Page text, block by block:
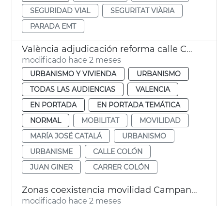
SEGURIDAD VIAL
SEGURITAT VIÀRIA
PARADA EMT
València adjudicación reforma calle Colón
modificado hace 2 meses
URBANISMO Y VIVIENDA
URBANISMO
TODAS LAS AUDIENCIAS
VALENCIA
EN PORTADA
EN PORTADA TEMÁTICA
NORMAL
MOBILITAT
MOVILIDAD
MARÍA JOSÉ CATALÁ
URBANISMO
URBANISME
CALLE COLÓN
JUAN GINER
CARRER COLÓN
Zonas coexistencia movilidad Campanario y Ciutat Vella València
modificado hace 2 meses